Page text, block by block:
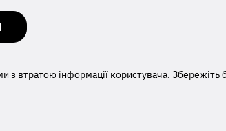
втратою інформації користувача. Збережіть